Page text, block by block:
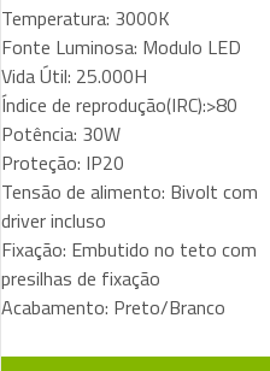
Temperatura: 3000K
Fonte Luminosa: Modulo LED
Vida Útil: 25.000H
Índice de reprodução(IRC):>80
Potência: 30W
Proteção: IP20
Tensão de alimento: Bivolt com
driver incluso
Fixação: Embutido no teto com
presilhas de fixação
Acabamento: Preto/Branco